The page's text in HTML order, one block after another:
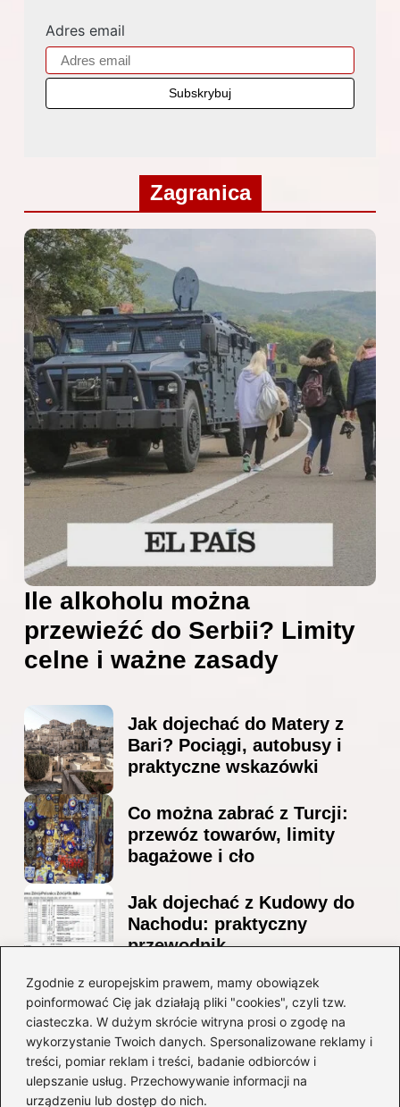
Zgodnie z europejskim prawem, mamy obowiązek
poinformować Cię jak działają pliki "cookies", czyli tzw.
ciasteczka. W dużym skrócie witryna prosi o zgodę na
wykorzystanie Twoich danych. Spersonalizowane reklamy i
treści, pomiar reklam i treści, badanie odbiorców i
ulepszanie usług. Przechowywanie informacji na
urządzeniu lub dostęp do nich.
Adres email
Zagranica
Ile alkoholu można
przewieźć do Serbii? Limity
celne i ważne zasady
Jak dojechać do Matery z
Bari? Pociągi, autobusy i
praktyczne wskazówki
Co można zabrać z Turcji:
przewóz towarów, limity
bagażowe i cło
Jak dojechać z Kudowy do
Nachodu: praktyczny
przewodnik
Ile alkoholu można
przewieźć z Albanii?
Przewodnik po przepisach i
ograniczeniach